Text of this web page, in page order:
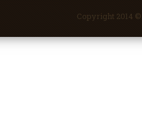
Copyright 2014